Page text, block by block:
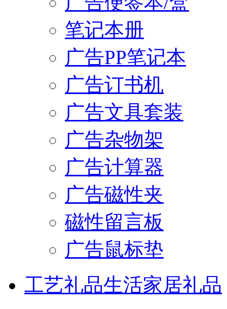
笔记本册
广告PP笔记本
广告订书机
广告文具套装
广告杂物架
广告计算器
广告磁性夹
磁性留言板
广告鼠标垫
工艺礼品生活家居礼品